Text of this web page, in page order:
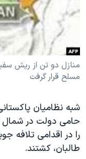
فرهنگ و زندگی
حقوق شهروندی
اقتصادی
علم و فناوری
اسرائیل در جنگ
آرشیو پخش زنده
مستندها
انتخابات ریاست جمهوری
حمله جمهوری اسلامی
رمز مهسا
ورزش زنان در ایران
مجموعه مستندهای
تریبونال مردمی آبان ۹۸
دادگاه حمید نوری
دنبال کنید
زبانهای مختلف
منازل دو تن از ریش
مسلح قرار گرفت
شبه نظامیان
حامی دولت در شمال
را در اقدامی تلافه
طالبان، کشتند.